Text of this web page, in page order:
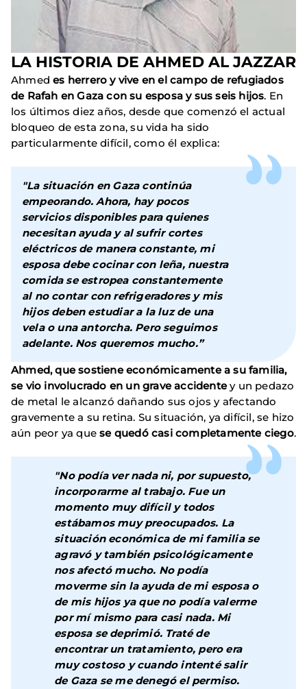
LA HISTORIA DE AHMED AL JAZZAR
Ahmedes herrero y vive en el campo de refugiados
de Rafah en Gaza con su esposa y sus seis hijos. En
los últimos diez años, desde que comenzó el actual
bloqueo de esta zona, su vida ha sido
particularmente difícil, como él explica:
"La situación en Gaza continúa
empeorando. Ahora, hay pocos
servicios disponibles para quienes
necesitan ayuda y al sufrir cortes
eléctricos de manera constante, mi
esposa debe cocinar con leña, nuestra
comida se estropea constantemente
al no contar con refrigeradores y mis
hijos deben estudiar a la luz de una
vela o una antorcha. Pero seguimos
adelante. Nos queremos mucho.”
Ahmed, que sostiene económicamente a su familia,
se vio involucrado en un grave accidentey un pedazo
de metal le alcanzó dañando sus ojos y afectando
gravemente a su retina. Su situación, ya difícil, se hizo
aún peor ya quese quedó casi completamente ciego.
"No podía ver nada ni, por supuesto,
incorporarme al trabajo. Fue un
momento muy difícil y todos
estábamos muy preocupados. La
situación económica de mi familia se
agravó y también psicológicamente
nos afectó mucho. No podía
moverme sin la ayuda de mi esposa o
de mis hijos ya que no podía valerme
por mí mismo para casi nada. Mi
esposa se deprimió. Traté de
encontrar un tratamiento, pero era
muy costoso y cuando intenté salir
de Gaza se me denegó el permiso.